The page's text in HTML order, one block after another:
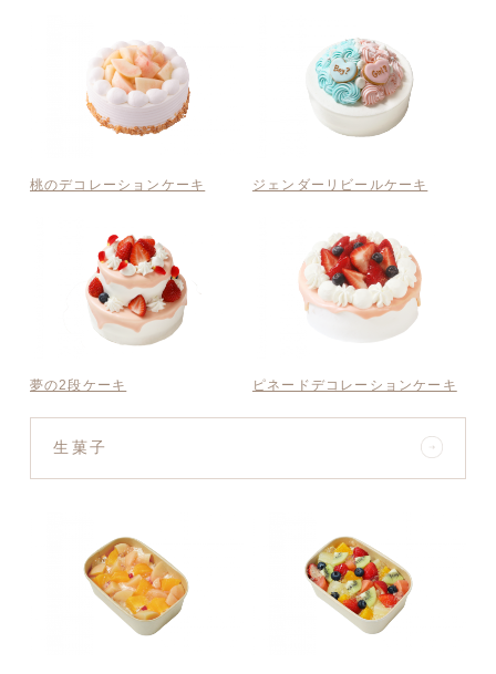
桃のデコレーションケーキ ジェンダーリビールケーキ
夢の2段ケーキ ピネードデコレーションケーキ
生菓子